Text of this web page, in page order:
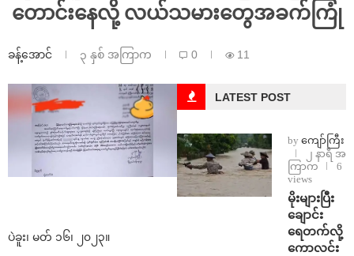
တောင်းနေလို့ လယ်သမားတွေအခက်ကြုံ
ခန့်အောင် ၃ နှစ် အကြာက 0 11
ပဲခူး၊ မတ် ၁၆၊ ၂၀၂၃။
LATEST POST
by ကျော်ကြီး
၂ နာရီ အ
ကြာက
6
views
⁨မိုးများပြီး
ချောင်း
ရေတက်လို့
ကောလင်း